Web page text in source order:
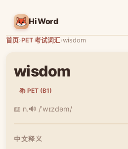
HiWord
首页›PET 考试词汇›wisdom
wisdom
📚 PET (B1)
📖 n.🔊 /ˈwɪzdəm/
中文释义